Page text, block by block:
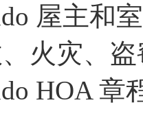
屋主和
火灾、
HOA